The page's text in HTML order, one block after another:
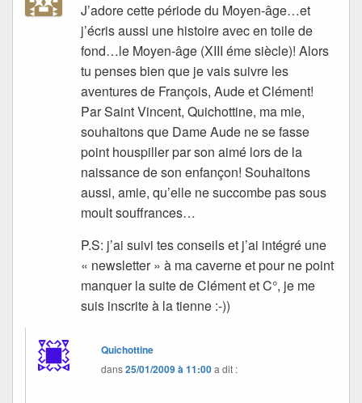
J’adore cette période du Moyen-âge…et
j’écris aussi une histoire avec en toile de
fond…le Moyen-âge (XIII éme siècle)! Alors
tu penses bien que je vais suivre les
aventures de François, Aude et Clément!
Par Saint Vincent, Quichottine, ma mie,
souhaitons que Dame Aude ne se fasse
point houspiller par son aimé lors de la
naissance de son enfançon! Souhaitons
aussi, amie, qu’elle ne succombe pas sous
moult souffrances…
P.S: j’ai suivi tes conseils et j’ai intégré une
« newsletter » à ma caverne et pour ne point
manquer la suite de Clément et C°, je me
suis inscrite à la tienne :-))
Quichottine
dans25/01/2009 à 11:00a dit :